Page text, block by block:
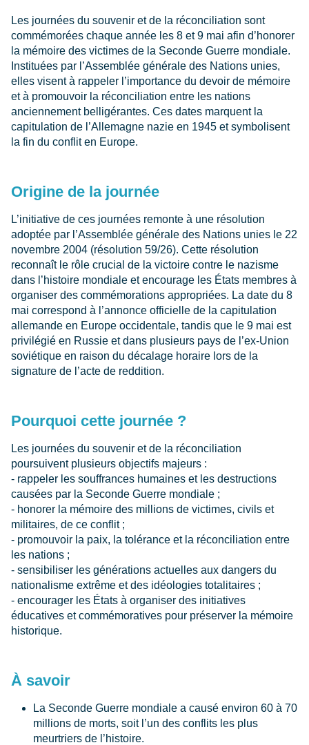
Les journées du souvenir et de la réconciliation sont
commémorées chaque année les 8 et 9 mai afin d’honorer
la mémoire des victimes de la Seconde Guerre mondiale.
Instituées par l’Assemblée générale des Nations unies,
elles visent à rappeler l’importance du devoir de mémoire
et à promouvoir la réconciliation entre les nations
anciennement belligérantes. Ces dates marquent la
capitulation de l’Allemagne nazie en 1945 et symbolisent
la fin du conflit en Europe.
Origine de la journée
L’initiative de ces journées remonte à une résolution
adoptée par l’Assemblée générale des Nations unies le 22
novembre 2004 (résolution 59/26). Cette résolution
reconnaît le rôle crucial de la victoire contre le nazisme
dans l’histoire mondiale et encourage les États membres à
organiser des commémorations appropriées. La date du 8
mai correspond à l’annonce officielle de la capitulation
allemande en Europe occidentale, tandis que le 9 mai est
privilégié en Russie et dans plusieurs pays de l’ex-Union
soviétique en raison du décalage horaire lors de la
signature de l’acte de reddition.
Pourquoi cette journée ?
Les journées du souvenir et de la réconciliation
poursuivent plusieurs objectifs majeurs :
- rappeler les souffrances humaines et les destructions
causées par la Seconde Guerre mondiale ;
- honorer la mémoire des millions de victimes, civils et
militaires, de ce conflit ;
- promouvoir la paix, la tolérance et la réconciliation entre
les nations ;
- sensibiliser les générations actuelles aux dangers du
nationalisme extrême et des idéologies totalitaires ;
- encourager les États à organiser des initiatives
éducatives et commémoratives pour préserver la mémoire
historique.
À savoir
La Seconde Guerre mondiale a causé environ 60 à 70
millions de morts, soit l’un des conflits les plus
meurtriers de l’histoire.